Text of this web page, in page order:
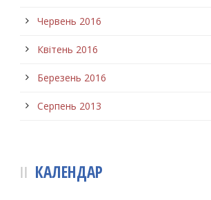
Червень 2016
Квітень 2016
Березень 2016
Серпень 2013
КАЛЕНДАР